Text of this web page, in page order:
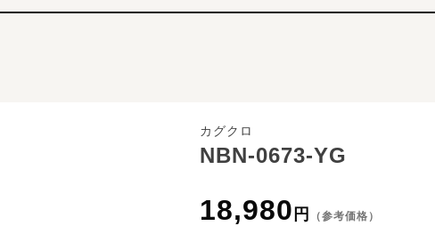
カグクロ
NBN-0673-YG
18,980 円 （参考価格）